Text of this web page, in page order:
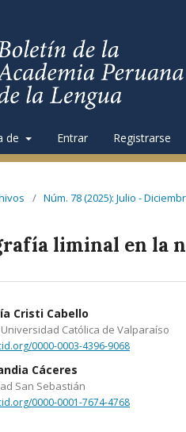
de Entrar Registrarse
/ Núm. 78 (2025): Julio -
liminal en la
Cristi Cabello
Católica de Valparaíso
0000-0003-4396-9068
Cáceres
San Sebastián
0000-0001-7674-4768